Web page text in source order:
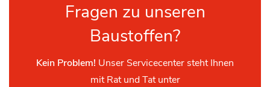
Fragen zu unseren
Baustoffen?
Kein Problem! Unser Servicecenter steht Ihnen
mit Rat und Tat unter